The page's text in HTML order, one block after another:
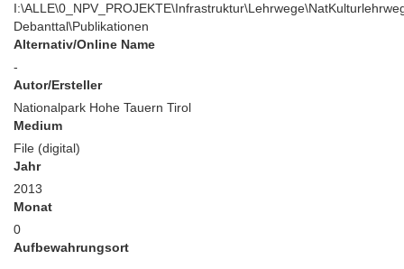
Debanttal\Publikationen
Alternativ/Online Name
-
Autor/Ersteller
Nationalpark Hohe Tauern Tirol
Medium
File (digital)
Jahr
2013
Monat
0
Aufbewahrungsort